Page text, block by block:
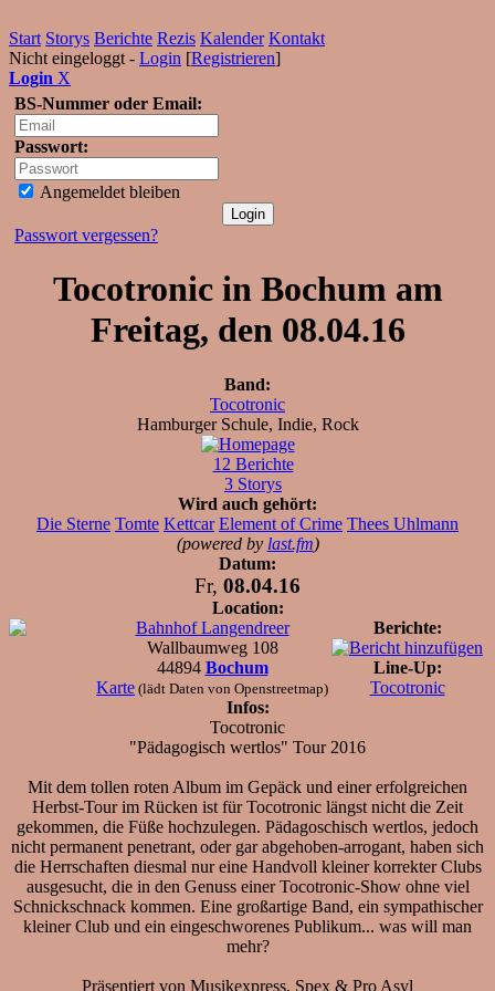
Start Storys Berichte Rezis Kalender Kontakt
Nicht eingeloggt - Login [Registrieren]
Login X
BS-Nummer oder Email:
Passwort:
Angemeldet bleiben
Passwort vergessen?
Tocotronic in Bochum am
Freitag, den 08.04.16
Band:
Tocotronic
Hamburger Schule, Indie, Rock
12 Berichte
3 Storys
Wird auch gehört:
Die Sterne Tomte Kettcar Element of Crime Thees Uhlmann
(powered by last.fm)
Datum:
Fr, 08.04.16
Location:
Bahnhof Langendreer
Wallbaumweg 108
44894 Bochum
Karte (lädt Daten von Openstreetmap)
Berichte:
Line-Up:
Tocotronic
Infos:
Tocotronic
"Pädagogisch wertlos" Tour 2016
Mit dem tollen roten Album im Gepäck und einer erfolgreichen
Herbst-Tour im Rücken ist für Tocotronic längst nicht die Zeit
gekommen, die Füße hochzulegen. Pädagoschisch wertlos, jedoch
nicht permanent penetrant, oder gar abgehoben-arrogant, haben sich
die Herrschaften diesmal nur eine Handvoll kleiner korrekter Clubs
ausgesucht, die in den Genuss einer Tocotronic-Show ohne viel
Schnickschnack kommen. Eine großartige Band, ein sympathischer
kleiner Club und ein eingeschworenes Publikum... was will man
mehr?
Präsentiert von Musikexpress, Spex & Pro Asyl